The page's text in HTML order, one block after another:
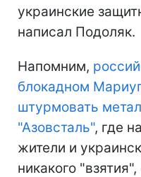
украинские
написал Подоляк.
Напомним,
блокадном
штурмовать
"Азовсталь", где
жители и
никакого